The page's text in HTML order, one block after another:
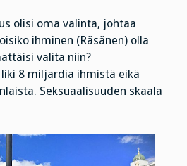
olisi oma valinta, johtaa
ihminen (Räsänen) olla
valita niin?
8 miljardia ihmistä eikä
Seksuaalisuuden skaala